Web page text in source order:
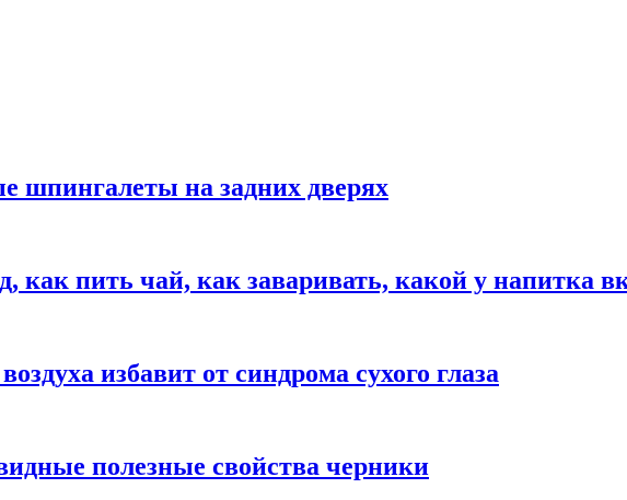
шпингалеты на задних дверях
как пить чай, как заваривать, какой у напитка
избавит от синдрома сухого глаза
полезные свойства черники